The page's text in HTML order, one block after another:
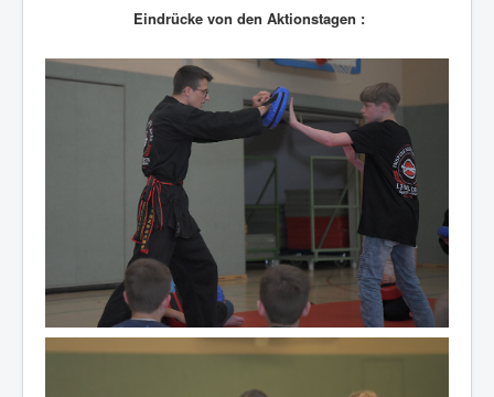
Eindrücke von den Aktionstagen :